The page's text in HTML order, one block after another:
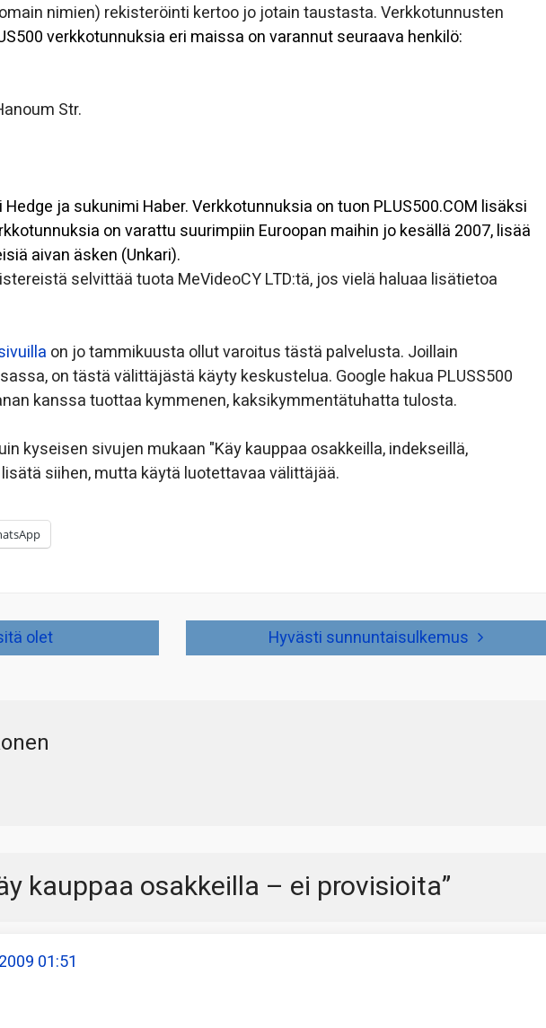
nimien) rekisteröinti kertoo jo jotain taustasta. Verkkotunnusten
verkkotunnuksia eri maissa on varannut seuraava henkilö:
Str.
ja sukunimi Haber. Verkkotunnuksia on tuon PLUS500.COM lisäksi
on varattu suurimpiin Euroopan maihin jo kesällä 2007, lisää
aivan äsken (Unkari).
selvittää tuota MeVideoCY LTD:tä, jos vielä haluaa lisätietoa
on jo tammikuusta ollut varoitus tästä palvelusta. Joillain
on tästä välittäjästä käyty keskustelua. Google hakua PLUSS500
kanssa tuottaa kymmenen, kaksikymmentätuhatta tulosta.
kyseisen sivujen mukaan "Käy kauppaa osakkeilla, indekseillä,
siihen, mutta käytä luotettavaa välittäjää.
olet Hyvästi sunnuntaisulkemus
kauppaa osakkeilla – ei provisioita”
01:51